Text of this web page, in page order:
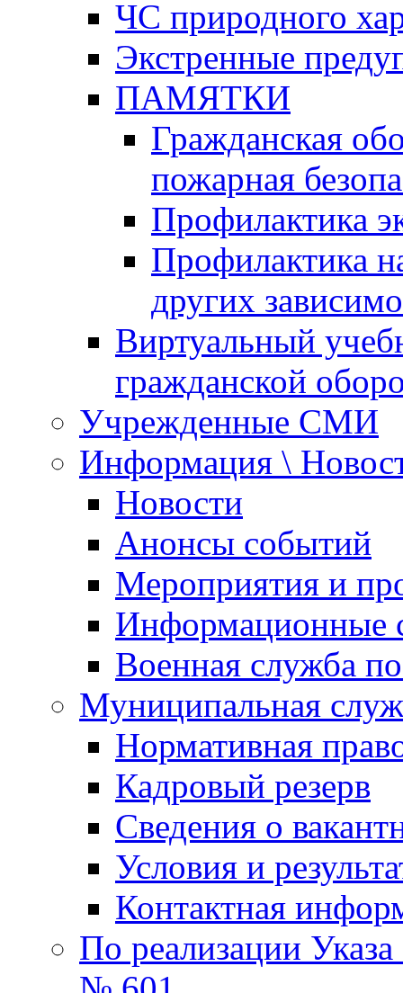
ЧС природного
Экстренные
ПАМЯТКИ
Гражданская
пожарная
Профилактика
Профилактика
других
Виртуальный
гражданской
Учрежденные СМИ
Информация \
Новости
Анонсы событий
Мероприятия и
Информационные
Военная служба
Муниципальная
Нормативная
Кадровый резерв
Сведения о
Условия и
Контактная
По реализации